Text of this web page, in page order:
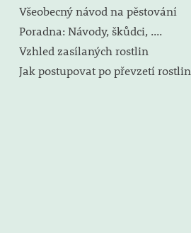
Všeobecný návod na pěstování
Poradna: Návody, škůdci, ....
Vzhled zasílaných rostlin
Jak postupovat po převzetí rostlin